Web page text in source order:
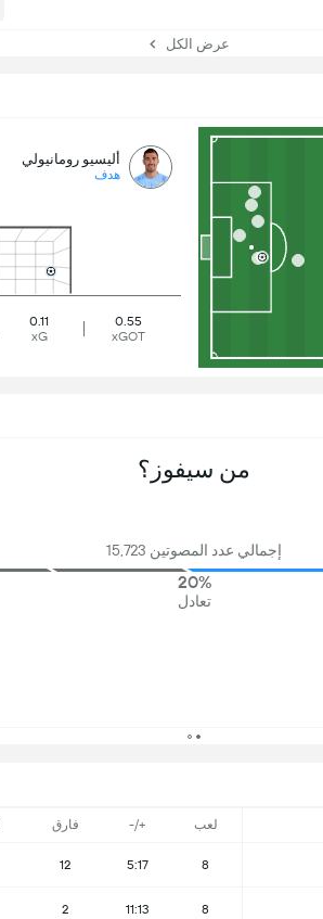
عرض الكل
أليسيو رومانيولي
هدف
0.11
xG
0.55
xGOT
لعب +/- فارق
8
5:17
12
8
11:13
2
من سيفوز؟
إجمالي عدد المصوتين 15,723
20%
تعادل